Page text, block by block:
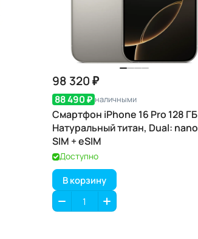
98 320 ₽
88 490 ₽ наличными
Смартфон iPhone 16 Pro 128 ГБ
Натуральный титан, Dual: nano
SIM + eSIM
Доступно
В корзину